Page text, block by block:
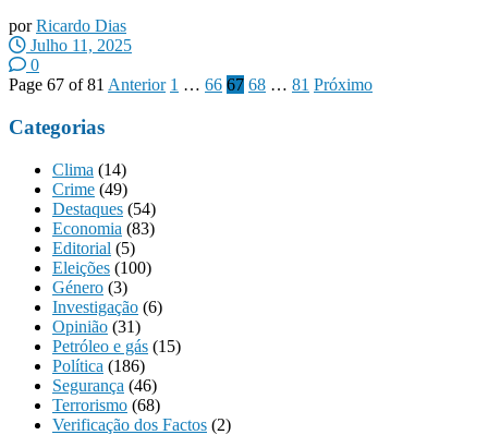
por Ricardo Dias
Julho 11, 2025
0
Page 67 of 81 Anterior 1 … 66 67 68 … 81 Próximo
Categorias
Clima (14)
Crime (49)
Destaques (54)
Economia (83)
Editorial (5)
Eleições (100)
Género (3)
Investigação (6)
Opinião (31)
Petróleo e gás (15)
Política (186)
Segurança (46)
Terrorismo (68)
Verificação dos Factos (2)